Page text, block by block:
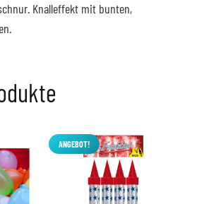
Knalleffekt mit bunten,
ANGEBOT!